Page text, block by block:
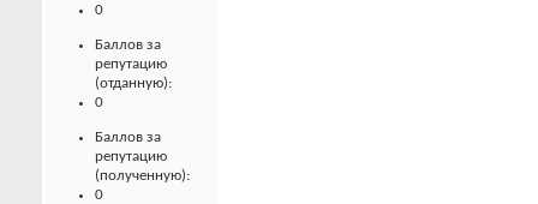
0
Баллов за
репутацию
(отданную):
0
Баллов за
репутацию
(полученную):
0